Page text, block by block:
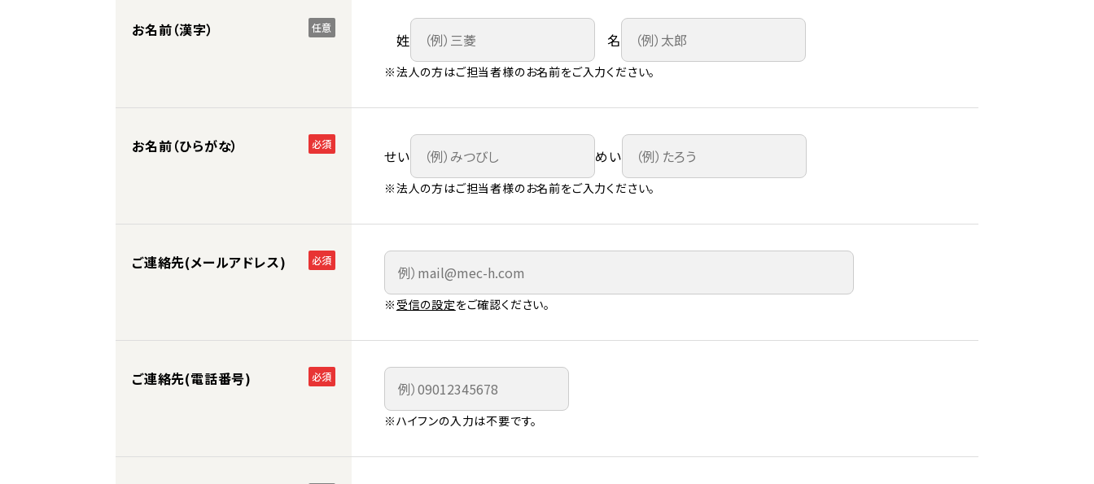
お名前（漢字） 任意
姓 名
※法人の方はご担当者様のお名前をご入力ください。
お名前（ひらがな） 必須
せい めい
※法人の方はご担当者様のお名前をご入力ください。
ご連絡先(メールアドレス) 必須
※ 受信の設定をご確認ください。
ご連絡先(電話番号) 必須
※ハイフンの入力は不要です。